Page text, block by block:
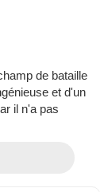
de bataille
et d'un
il n'a pas